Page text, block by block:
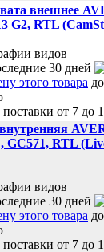
внешнее
G2, RTL
от 7 до
GC571, RTL
от 7 до